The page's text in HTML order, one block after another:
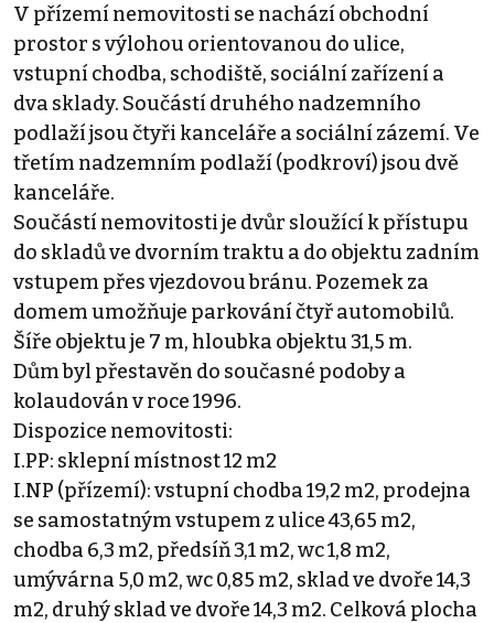
V přízemí nemovitosti se nachází obchodní
prostor s výlohou orientovanou do ulice,
vstupní chodba, schodiště, sociální zařízení a
dva sklady. Součástí druhého nadzemního
podlaží jsou čtyři kanceláře a sociální zázemí. Ve
třetím nadzemním podlaží (podkroví) jsou dvě
kanceláře.
Součástí nemovitosti je dvůr sloužící k přístupu
do skladů ve dvorním traktu a do objektu zadním
vstupem přes vjezdovou bránu. Pozemek za
domem umožňuje parkování čtyř automobilů.
Šíře objektu je 7 m, hloubka objektu 31,5 m.
Dům byl přestavěn do současné podoby a
kolaudován v roce 1996.
Dispozice nemovitosti:
I.PP: sklepní místnost 12 m2
I.NP (přízemí): vstupní chodba 19,2 m2, prodejna
se samostatným vstupem z ulice 43,65 m2,
chodba 6,3 m2, předsíň 3,1 m2, wc 1,8 m2,
umývárna 5,0 m2, wc 0,85 m2, sklad ve dvoře 14,3
m2, druhý sklad ve dvoře 14,3 m2. Celková plocha